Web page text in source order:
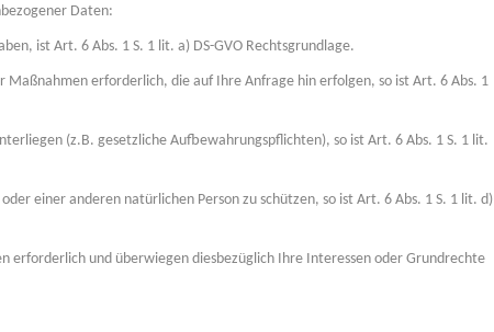
Daten:
ist Art. 6 Abs. 1 S. 1 lit. a) DS-GVO Rechtsgrundlage.
erforderlich, die auf Ihre Anfrage hin erfolgen, so ist Art. 6 Abs. 1
(z.B. gesetzliche Aufbewahrungspflichten), so ist Art. 6 Abs. 1 S. 1 lit.
einer anderen natürlichen Person zu schützen, so ist Art. 6 Abs. 1 S. 1 lit. d)
und überwiegen diesbezüglich Ihre Interessen oder Grundrechte